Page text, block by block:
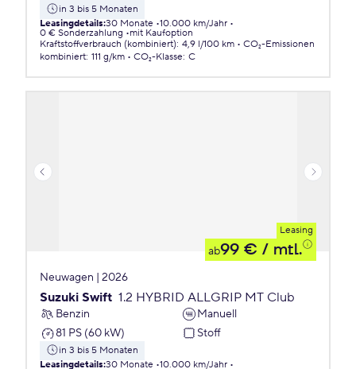
in 3 bis 5 Monaten
Leasingdetails:30 Monate 10.000 km/Jahr
0 € Sonderzahlung
mit Kaufoption
Kraftstoffverbrauch (kombiniert): 4,9 l/100 km
CO₂-Emissionen
kombiniert: 111 g/km CO₂-Klasse: C
Leasing
ab99 € / mtl.
Neuwagen | 2026
Suzuki Swift 1.2 HYBRID ALLGRIP MT Club
Benzin
Manuell
81 PS (60 kW)
Stoff
in 3 bis 5 Monaten
Leasingdetails:30 Monate 10.000 km/Jahr